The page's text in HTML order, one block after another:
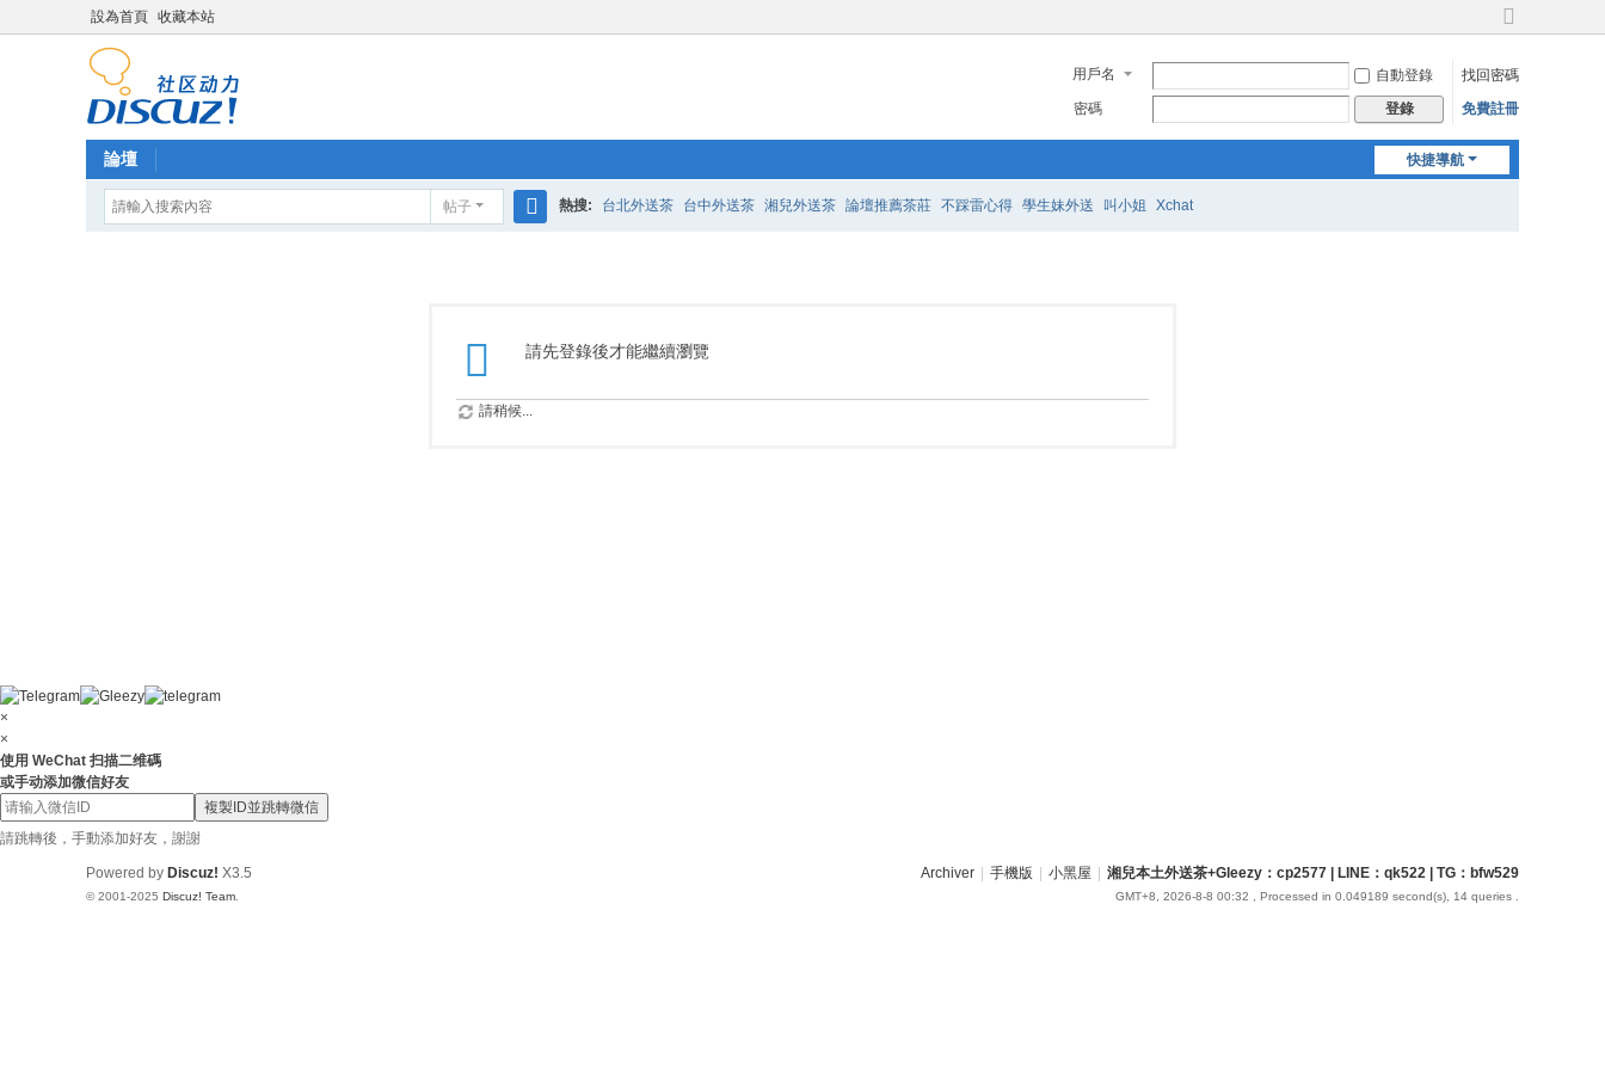
設為首頁 收藏本站
切
到
寬
用戶名 自動登錄
找回密碼
密碼
登錄 免費註冊
快捷導航
論壇
帖子 熱搜: 台北外送茶 台中外送茶 湘兒外送茶 論壇推薦茶莊 不踩雷心得 學生妹外送 叫小姐 Xchat
請先登錄後才能繼續瀏覽
請稍候...
×
×
使用 WeChat 扫描二维碼
或手动添加微信好友
複製ID並跳轉微信
請跳轉後，手動添加好友，謝謝
Archiver 手機版 小黑屋 湘兒本土外送茶+Gleezy：cp2577 | LINE：qk522 | TG：bfw529
GMT+8, 2026-8-8 00:32 , Processed in 0.049189 second(s), 14 queries .
Powered by Discuz! X3.5
© 2001-2025 Discuz! Team